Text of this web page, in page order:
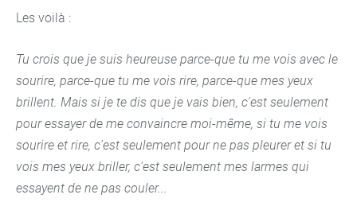
Les voilà :
Tu crois que je suis heureuse parce-que tu me vois avec le
sourire, parce-que tu me vois rire, parce-que mes yeux
brillent. Mais si je te dis que je vais bien, c'est seulement
pour essayer de me convaincre moi-même, si tu me vois
sourire et rire, c'est seulement pour ne pas pleurer et si tu
vois mes yeux briller, c'est seulement mes larmes qui
essayent de ne pas couler...